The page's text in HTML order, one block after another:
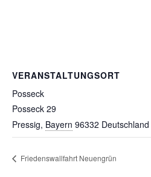
VERANSTALTUNGSORT
Posseck
Posseck 29
Pressig, Bayern 96332 Deutschland
Friedenswallfahrt Neuengrün